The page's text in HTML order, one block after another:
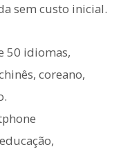
sem custo inicial.
50 idiomas,
coreano,